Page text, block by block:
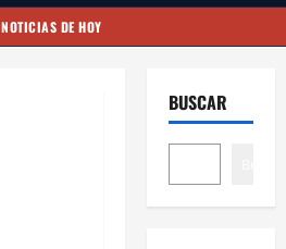
NOTICIAS DE HOY
BUSCAR